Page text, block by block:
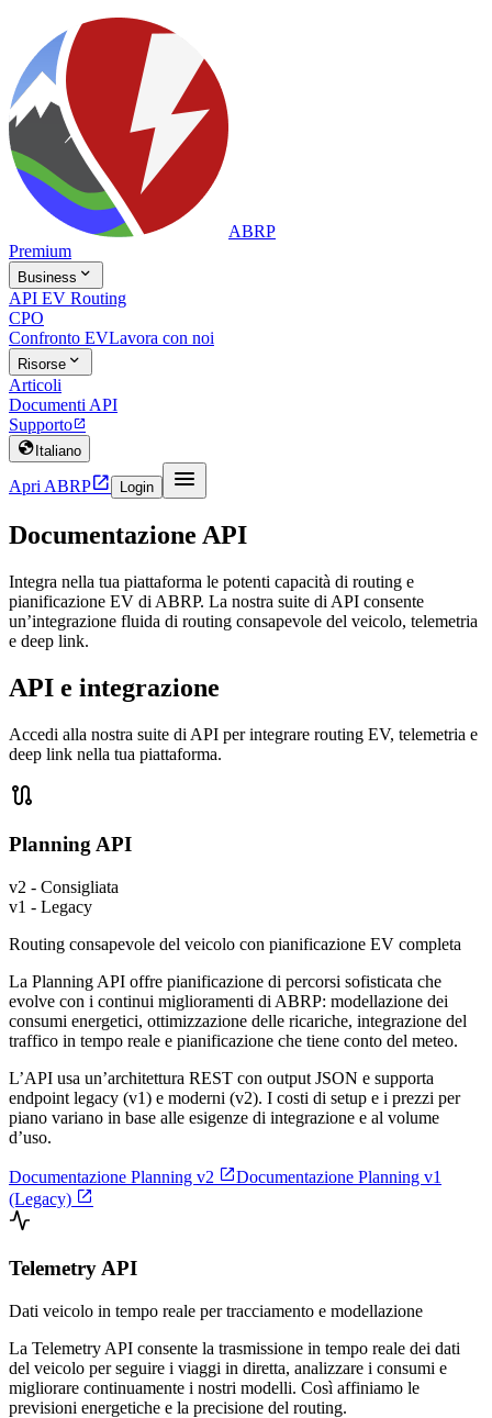
ABRP
Premium
Business 
API EV Routing
CPO
Confronto EVLavora con noi
Risorse 
Articoli
Documenti API
Supporto
 Italiano
Apri ABRP Login 
Documentazione API
Integra nella tua piattaforma le potenti capacità di routing e
pianificazione EV di ABRP. La nostra suite di API consente
un’integrazione fluida di routing consapevole del veicolo, telemetria
e deep link.
API e integrazione
Accedi alla nostra suite di API per integrare routing EV, telemetria e
deep link nella tua piattaforma.

Planning API
v2 - Consigliata
v1 - Legacy
Routing consapevole del veicolo con pianificazione EV completa
La Planning API offre pianificazione di percorsi sofisticata che
evolve con i continui miglioramenti di ABRP: modellazione dei
consumi energetici, ottimizzazione delle ricariche, integrazione del
traffico in tempo reale e pianificazione che tiene conto del meteo.
L’API usa un’architettura REST con output JSON e supporta
endpoint legacy (v1) e moderni (v2). I costi di setup e i prezzi per
piano variano in base alle esigenze di integrazione e al volume
d’uso.
Documentazione Planning v2 Documentazione Planning v1
(Legacy) 
Telemetry API
Dati veicolo in tempo reale per tracciamento e modellazione
La Telemetry API consente la trasmissione in tempo reale dei dati
del veicolo per seguire i viaggi in diretta, analizzare i consumi e
migliorare continuamente i nostri modelli. Così affiniamo le
previsioni energetiche e la precisione del routing.